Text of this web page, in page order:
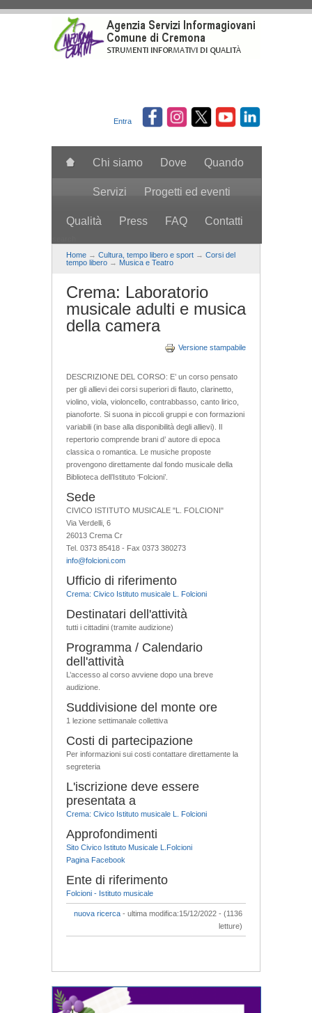
Entra
Chi siamo Dove Quando
Servizi Progetti ed eventi
Qualità Press FAQ Contatti
Home → Cultura, tempo libero e sport → Corsi del
tempo libero → Musica e Teatro
Crema: Laboratorio
musicale adulti e musica
della camera
Versione stampabile
DESCRIZIONE DEL CORSO: E’ un corso pensato
per gli allievi dei corsi superiori di flauto, clarinetto,
violino, viola, violoncello, contrabbasso, canto lirico,
pianoforte. Si suona in piccoli gruppi e con formazioni
variabili (in base alla disponibilità degli allievi). Il
repertorio comprende brani d’ autore di epoca
classica o romantica. Le musiche proposte
provengono direttamente dal fondo musicale della
Biblioteca dell’Istituto ‘Folcioni’.
Sede
CIVICO ISTITUTO MUSICALE "L. FOLCIONI"
Via Verdelli, 6
26013 Crema Cr
Tel. 0373 85418 - Fax 0373 380273
info@folcioni.com
Ufficio di riferimento
Crema: Civico Istituto musicale L. Folcioni
Destinatari dell'attività
tutti i cittadini (tramite audizione)
Programma / Calendario
dell'attività
L’accesso al corso avviene dopo una breve
audizione.
Suddivisione del monte ore
1 lezione settimanale collettiva
Costi di partecipazione
Per informazioni sui costi contattare direttamente la
segreteria
L'iscrizione deve essere
presentata a
Crema: Civico Istituto musicale L. Folcioni
Approfondimenti
Sito Civico Istituto Musicale L.Folcioni
Pagina Facebook
Ente di riferimento
Folcioni - Istituto musicale
nuova ricerca - ultima modifica:15/12/2022 - (1136
letture)